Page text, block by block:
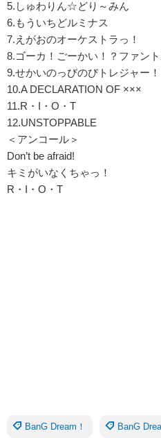
5.しゅわりん☆どり～みん
6.もういちどルミナス
7.えがおのオーケストラっ！
8.ゴーカ！ごーかい！？ファント
9.せかいのっびのびトレジャー！
10.A DECLARATION OF ×××
11.R・I・O・T
12.UNSTOPPABLE
＜アンコール＞
Don’t be afraid!
キミがいなくちゃっ！
R・I・O・T
BanG Dream！ BanG